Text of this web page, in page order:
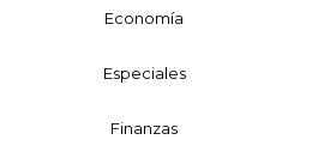
Economía
Especiales
Finanzas